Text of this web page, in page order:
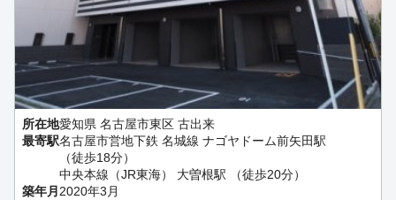
所在地愛知県 名古屋市東区 古出来
最寄駅名古屋市営地下鉄 名城線 ナゴヤドーム前矢田駅
（徒歩18分）
中央本線（JR東海） 大曽根駅 （徒歩20分）
築年月 2020年3月